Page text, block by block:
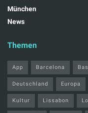
München
News
Themen
App Barcelona
Deutschland Europa
Kultur Lissabon